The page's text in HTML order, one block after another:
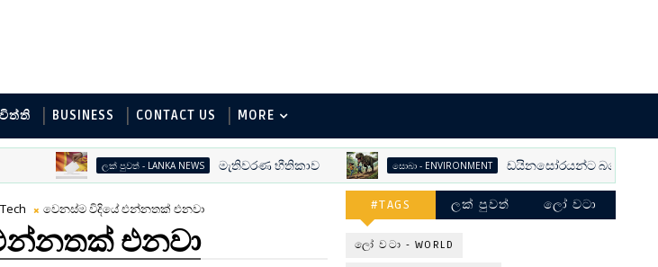
BUSINESS CONTACT US MORE
ලක් පුවත් - LANKA NEWS මැතිවරණ භීතිකාව සොබා - ENVIRONMENT ඩයිනසෝරයන්ට බයේ වෙනස්
වෙනස්ම විදියේ එන්නතක් එනවා
එනවා
#TAGS ලක් පුවත් ලෝ වටා
ලෝ වටා - WORLD